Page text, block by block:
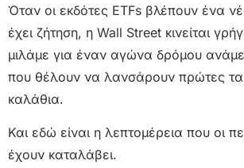
Όταν οι εκδότες ETFs βλέπουν ένα
έχει ζήτηση, η Wall Street κινείται
μιλάμε για έναν αγώνα δρόμου
που θέλουν να λανσάρουν πρώτες τα
καλάθια.
Και εδώ είναι η λεπτομέρεια που οι
έχουν καταλάβει.